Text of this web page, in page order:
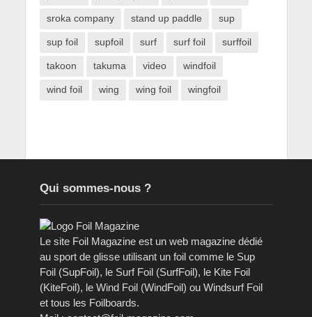
sroka company stand up paddle sup
sup foil supfoil surf surf foil surffoil
takoon takuma video windfoil
wind foil wing wing foil wingfoil
Qui sommes-nous ?
Le site Foil Magazine est un web magazine dédié
au sport de glisse utilisant un foil comme le Sup
Foil (SupFoil), le Surf Foil (SurfFoil), le Kite Foil
(KiteFoil), le Wind Foil (WindFoil) ou Windsurf Foil
et tous les Foilboards.